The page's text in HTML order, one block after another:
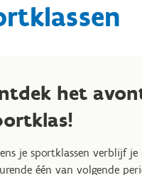
het
je sportklassen verblijf
één van volgende